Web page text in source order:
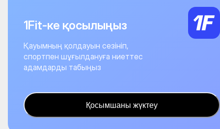
1Fit-ке қосылыңыз
Қауымның қолдауын сезініп,
спортпен шұғылдануға ниеттес
адамдарды табыңыз
Қосымшаны жүктеу